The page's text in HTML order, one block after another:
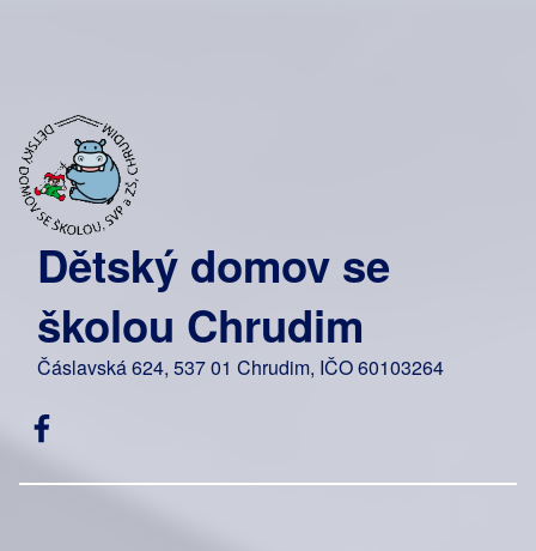
Dětský domov se
školou Chrudim
Čáslavská 624, 537 01 Chrudim, IČO 60103264